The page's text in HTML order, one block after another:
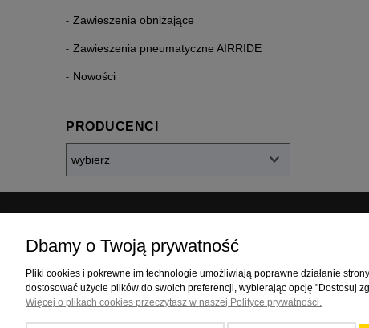
Zawieszenia obniżające
Zawieszenia pneumatyczne AIRRIDE
Nowości
PRODUCENCI
ZAKUPY
Czas realizacji zamówienia
Formy płatności
Jak kupować?
Częste pytania
Dbamy o Twoją prywatność
Pliki cookies i pokrewne im technologie umożliwiają poprawne działanie
dostosować użycie plików do swoich preferencji, wybierając opcję "Dostosuj
Więcej o plikach cookies przeczytasz w naszej Polityce prywatności.